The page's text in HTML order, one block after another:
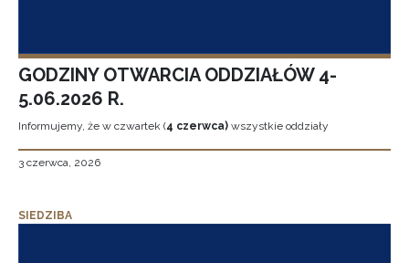
GODZINY OTWARCIA ODDZIAŁÓW 4-
5.06.2026 R.
Informujemy, że w czwartek (4 czerwca) wszystkie oddziały
3 czerwca, 2026
SIEDZIBA